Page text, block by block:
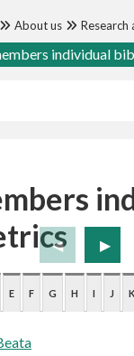
About us Research
individual
E F G H I J K